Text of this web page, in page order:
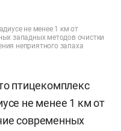
не менее 1 км от
западных методов очистки
неприятного запаха
птицекомплекс
не менее 1 км от
современных